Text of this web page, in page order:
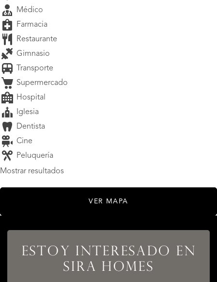
Médico
Farmacia
Restaurante
Gimnasio
Transporte
Supermercado
Hospital
Iglesia
Dentista
Cine
Peluquería
Mostrar resultados
VER MAPA
ESTOY INTERESADO EN
SIRA HOMES